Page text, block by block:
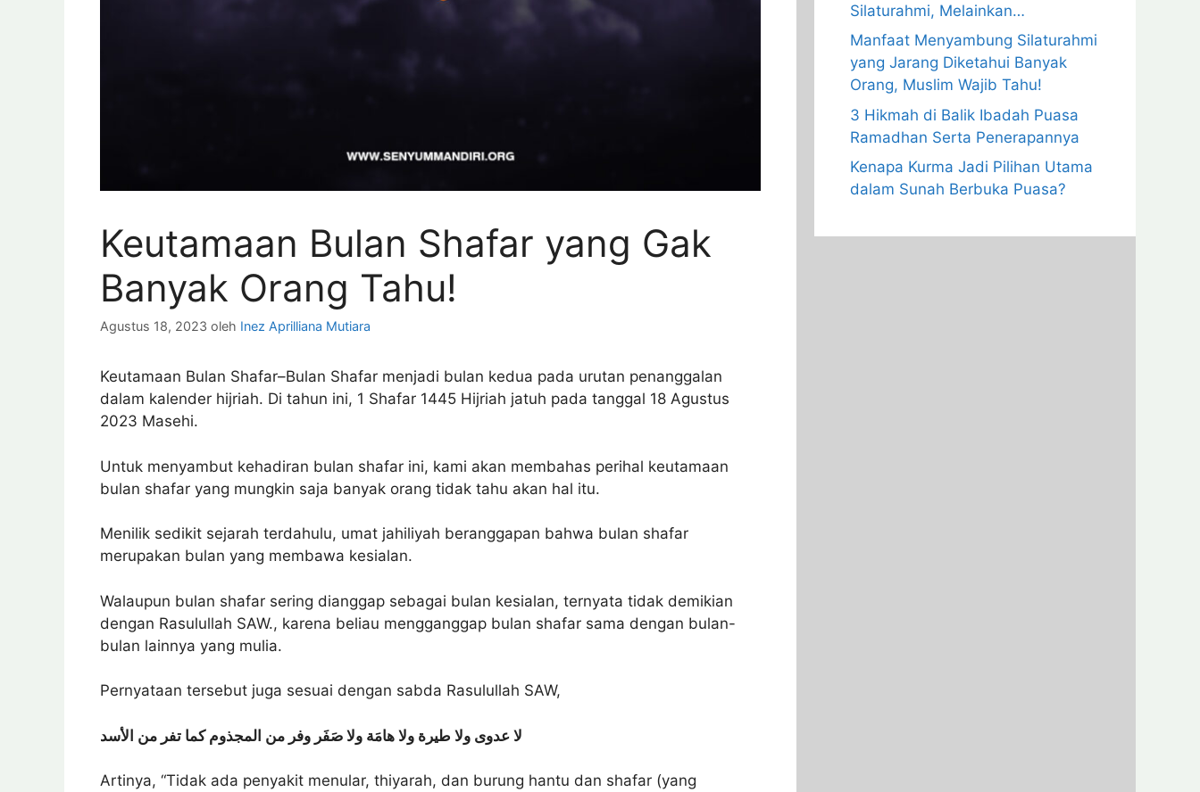
Keutamaan Bulan Shafar yang Gak
Banyak Orang Tahu!
Agustus 18, 2023 oleh Inez Aprilliana Mutiara
Keutamaan Bulan Shafar–Bulan Shafar menjadi bulan kedua pada urutan penanggalan
dalam kalender hijriah. Di tahun ini, 1 Shafar 1445 Hijriah jatuh pada tanggal 18 Agustus
2023 Masehi.
Untuk menyambut kehadiran bulan shafar ini, kami akan membahas perihal keutamaan
bulan shafar yang mungkin saja banyak orang tidak tahu akan hal itu.
Menilik sedikit sejarah terdahulu, umat jahiliyah beranggapan bahwa bulan shafar
merupakan bulan yang membawa kesialan.
Walaupun bulan shafar sering dianggap sebagai bulan kesialan, ternyata tidak demikian
dengan Rasulullah SAW., karena beliau mengganggap bulan shafar sama dengan bulan-
bulan lainnya yang mulia.
Pernyataan tersebut juga sesuai dengan sabda Rasulullah SAW,
لا عدوى ولا طيرة ولا هامَة ولا صَفَر وفر من المجذوم كما تفر من الأسد
Artinya, “Tidak ada penyakit menular, thiyarah, dan burung hantu dan shafar (yang
Silaturahmi, Melainkan…
Manfaat Menyambung Silaturahmi
yang Jarang Diketahui Banyak
Orang, Muslim Wajib Tahu!
3 Hikmah di Balik Ibadah Puasa
Ramadhan Serta Penerapannya
Kenapa Kurma Jadi Pilihan Utama
dalam Sunah Berbuka Puasa?